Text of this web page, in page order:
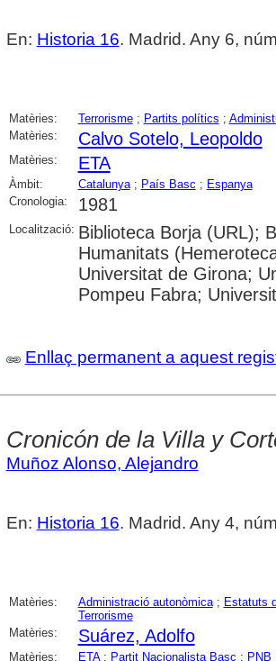
En: Historia 16. Madrid. Any 6,
Matèries: Terrorisme; Partits polítics ;
Matèries:
Calvo Sotelo, Leopoldo
Matèries: ETA
Àmbit: Catalunya; País Basc ; Espanya
Cronologia:
1981
Localització: Biblioteca Borja (URL);
Humanitats
Universitat de Girona;
Pompeu Fabra;
Enllaç permanent a aquest
Cronicón de la Villa y
Muñoz Alonso, Alejandro
En: Historia 16. Madrid. Any 4,
Matèries: Administració autonòmica; Estatuts
Terrorisme
Matèries:
Suárez, Adolfo
Matèries: ETA; Partit Nacionalista Basc : PNB